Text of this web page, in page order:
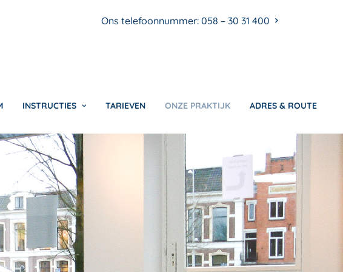
Ons telefoonnummer: 058 – 30 31 400
INSTRUCTIES TARIEVEN ONZE PRAKTIJK ADRES & ROUTE